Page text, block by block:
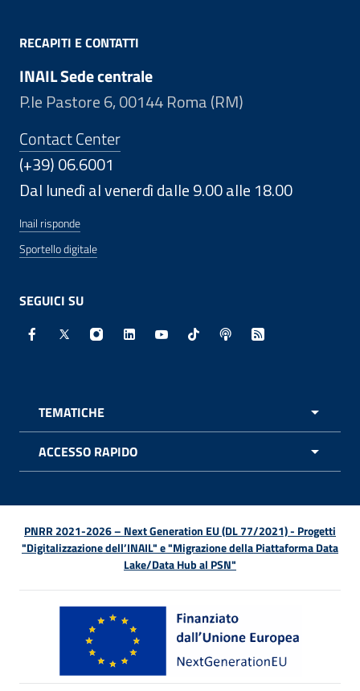
RECAPITI E CONTATTI
INAIL Sede centrale
P.le Pastore 6, 00144 Roma (RM)
Contact Center
(+39) 06.6001
Dal lunedì al venerdì dalle 9.00 alle 18.00
Inail risponde
Sportello digitale
SEGUICI SU
Facebook - Sito esterno - Apertura in nuova finestra
X - Sito esterno - Apertura in nuova finestra
Instagram - Sito esterno - Apertura in
Linkedin - Sito esterno - Apertura in
Youtube - Sito esterno -
TikTok - Sito esterno -
Spreaker - Sito
Feed RSS -
TEMATICHE
ACCESSO RAPIDO
PNRR 2021-2026 – Next Generation EU (DL 77/2021) - Progetti
"Digitalizzazione dell’INAIL" e "Migrazione della Piattaforma Data
Lake/Data Hub al PSN"